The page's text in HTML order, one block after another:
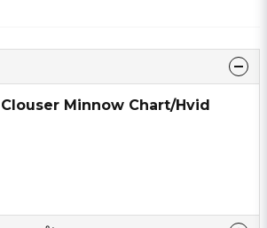
Minnow Chart/Hvid